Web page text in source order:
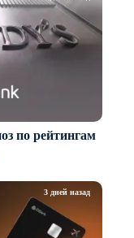
по рейтингам
3 дней назад